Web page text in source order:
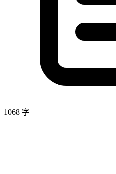
1068 字